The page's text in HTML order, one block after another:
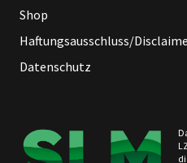
Shop
Haftungsausschluss/
Datenschutz